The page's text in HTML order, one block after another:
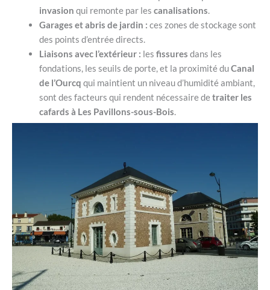
invasion qui remonte par les canalisations
Garages et abris de jardin : ces zones de stockage sont
des points d’entrée directs.
Liaisons avec l’extérieur : les fissures dans les
fondations, les seuils de porte, et la proximité duCanal
de l’Ourcq qui maintient un niveau d’humidité ambiant,
sont des facteurs qui rendent nécessaire detraiter les
cafards à Les Pavillons-sous-Bois